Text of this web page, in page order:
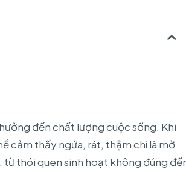
đến chất lượng cuộc sống. Khi
cảm thấy ngứa, rát, thậm chí là mờ
từ thói quen sinh hoạt không đúng